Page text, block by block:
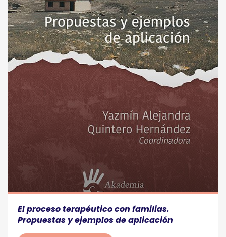
El proceso terapéutico con familias.
Propuestas y ejemplos de aplicación